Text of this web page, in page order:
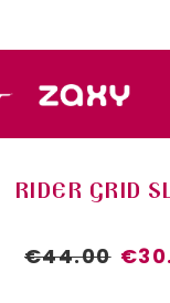
RIDER GRID
€44.00